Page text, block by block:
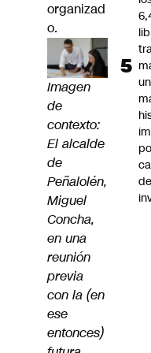
organizad
o.
Imagen
de
contexto:
El alcalde
de
Peñalolén,
Miguel
Concha,
en una
reunión
previa
con la (en
ese
entonces)
un
de